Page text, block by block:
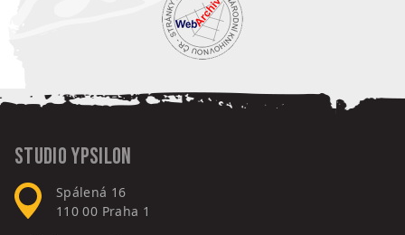
Studio Ypsilon
Spálená 16
110 00 Praha 1